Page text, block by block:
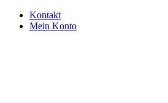
Kontakt
Mein Konto